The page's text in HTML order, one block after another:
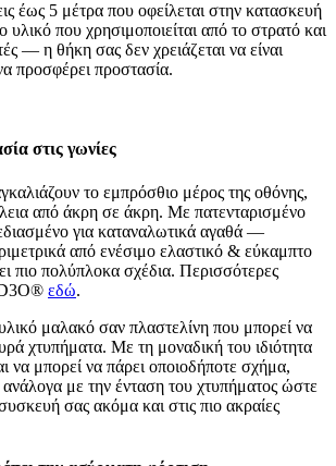
έως 5 μέτρα που οφείλεται στην κατασκευή
που χρησιμοποιείται από το στρατό και
— η θήκη σας δεν χρειάζεται να είναι
προσφέρει προστασία.
στις γωνίες
το εμπρόσθιο μέρος της οθόνης,
από άκρη σε άκρη. Με πατενταρισμένο
για καταναλωτικά αγαθά —
από ενέσιμο ελαστικό & εύκαμπτο
πιο πολύπλοκα σχέδια. Περισσότερες
D3O® εδώ.
μαλακό σαν πλαστελίνη που μπορεί να
χτυπήματα. Με τη μοναδική του ιδιότητα
να μπορεί να πάρει οποιοδήποτε σχήμα,
με την ένταση του χτυπήματος ώστε
σας ακόμα και στις πιο ακραίες